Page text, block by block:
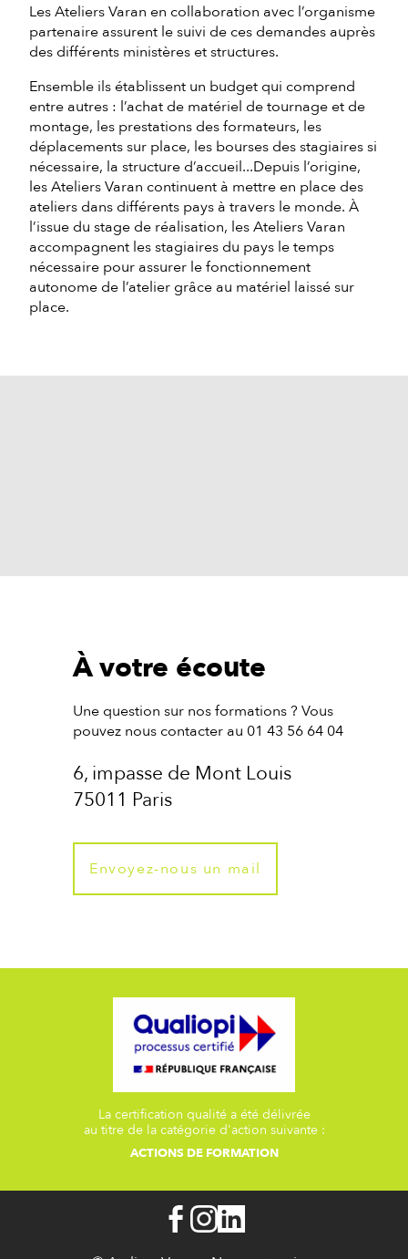
Les Ateliers Varan en collaboration avec l’organisme
partenaire assurent le suivi de ces demandes auprès
des différents ministères et structures.
Ensemble ils établissent un budget qui comprend
entre autres : l’achat de matériel de tournage et de
montage, les prestations des formateurs, les
déplacements sur place, les bourses des stagiaires si
nécessaire, la structure d’accueil...Depuis l’origine,
les Ateliers Varan continuent à mettre en place des
ateliers dans différents pays à travers le monde. À
l’issue du stage de réalisation, les Ateliers Varan
accompagnent les stagiaires du pays le temps
nécessaire pour assurer le fonctionnement
autonome de l’atelier grâce au matériel laissé sur
place.
À votre écoute
Une question sur nos formations ? Vous
pouvez nous contacter au 01 43 56 64 04
6, impasse de Mont Louis
75011 Paris
Envoyez-nous un mail
La certification qualité a été délivrée
au titre de la catégorie d'action suivante :
ACTIONS DE FORMATION